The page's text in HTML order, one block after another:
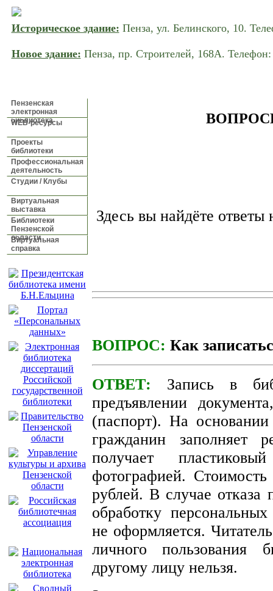
Историческое здание: Пенза, ул. Белинского, 10.
Новое здание: Пенза, пр. Строителей, 168A.
Пензенская
электронная
библиотека
WEB-ресурсы
Проекты
библиотеки
Профессиональная
деятельность
Студии / Клубы
Виртуальная
выставка
Библиотеки
Пензенской
области
Виртуальная
справка
Здесь вы найдёте
ВОПРОС: Как
ОТВЕТ: Запись в
предъявлении
(паспорт). На основании
гражданин заполняет
получает
фотографией.
рублей. В случае отказа
обработку
не оформляется.
личного пользования
другому лицу нельзя.